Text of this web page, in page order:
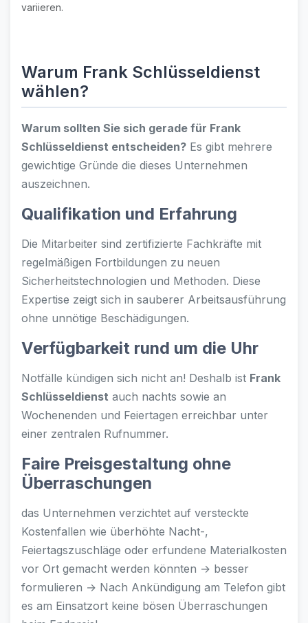
variieren.
Warum Frank Schlüsseldienst
wählen?
Warum sollten Sie sich gerade für Frank
Schlüsseldienst entscheiden? Es gibt mehrere
gewichtige Gründe die dieses Unternehmen
auszeichnen.
Qualifikation und Erfahrung
Die Mitarbeiter sind zertifizierte Fachkräfte mit
regelmäßigen Fortbildungen zu neuen
Sicherheitstechnologien und Methoden. Diese
Expertise zeigt sich in sauberer Arbeitsausführung
ohne unnötige Beschädigungen.
Verfügbarkeit rund um die Uhr
Notfälle kündigen sich nicht an! Deshalb ist Frank
Schlüsseldienst auch nachts sowie an
Wochenenden und Feiertagen erreichbar unter
einer zentralen Rufnummer.
Faire Preisgestaltung ohne
Überraschungen
das Unternehmen verzichtet auf versteckte
Kostenfallen wie überhöhte Nacht-,
Feiertagszuschläge oder erfundene Materialkosten
vor Ort gemacht werden könnten → besser
formulieren → Nach Ankündigung am Telefon gibt
es am Einsatzort keine bösen Überraschungen